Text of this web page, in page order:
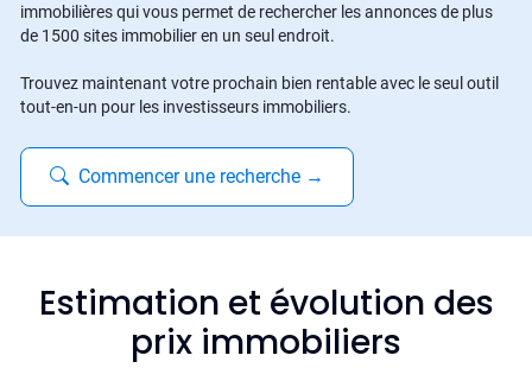
immobilières qui vous permet de rechercher les annonces de plus
de 1500 sites immobilier en un seul endroit.
Trouvez maintenant votre prochain bien rentable avec le seul outil
tout-en-un pour les investisseurs immobiliers.
Commencer une recherche →
Estimation et évolution des
prix immobiliers